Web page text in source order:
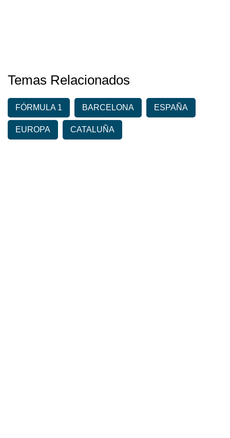
Temas Relacionados
FÓRMULA 1 BARCELONA ESPAÑA
EUROPA CATALUÑA